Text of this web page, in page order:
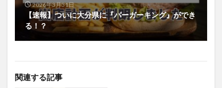
2026年3月31日
【速報】ついに大分県に『バーガーキング』ができ
る！？
関連する記事